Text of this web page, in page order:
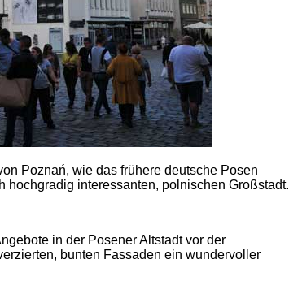
Poznań, wie das frühere deutsche Posen
hochgradig interessanten, polnischen Großstadt.
in der Posener Altstadt vor der
bunten Fassaden ein wundervoller